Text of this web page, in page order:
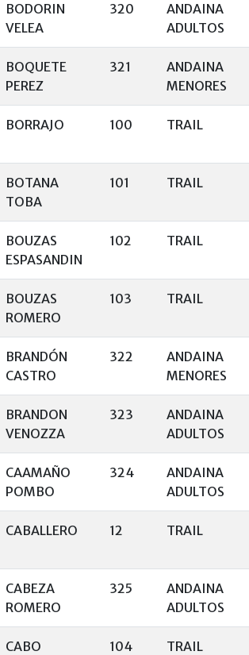
BODORIN
VELEA
320
ANDAINA
ADULTOS
BOQUETE
PEREZ
321
ANDAINA
MENORES
BORRAJO 100 TRAIL
BOTANA
TOBA
101 TRAIL
BOUZAS
ESPASANDIN
102 TRAIL
BOUZAS
ROMERO
103 TRAIL
BRANDÓN
CASTRO
322
ANDAINA
MENORES
BRANDON
VENOZZA
323
ANDAINA
ADULTOS
CAAMAÑO
POMBO
324
ANDAINA
ADULTOS
CABALLERO 12 TRAIL
CABEZA
ROMERO
325
ANDAINA
ADULTOS
CABO
104 TRAIL